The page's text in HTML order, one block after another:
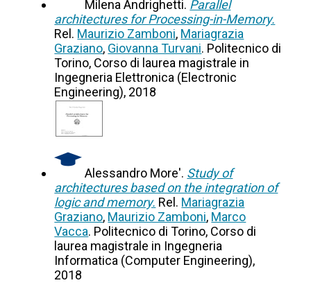
Milena Andrighetti. Parallel
architectures for Processing-in-Memory.
Rel. Maurizio Zamboni, Mariagrazia
Graziano, Giovanna Turvani. Politecnico di
Torino, Corso di laurea magistrale in
Ingegneria Elettronica (Electronic
Engineering), 2018
Alessandro More'. Study of
architectures based on the integration of
logic and memory. Rel. Mariagrazia
Graziano, Maurizio Zamboni, Marco
Vacca. Politecnico di Torino, Corso di
laurea magistrale in Ingegneria
Informatica (Computer Engineering),
2018